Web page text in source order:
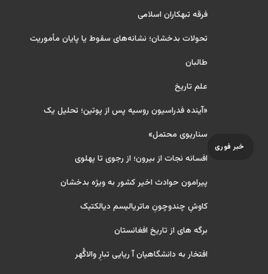
خبر فوری
فرقه تبهکاران اسلامی
تحولات بدخشان؛ نشانه‌های سقوط یا پایان مأموریت
طالبان
علم تاریخ
«آینده فدراسیون روسیه پس از پوتین؛ تحلیل یک
سناریوی محتمل»
افسانه نجات از بیرون؛ از رجوی تا پهلوی
پیرامون حوادث اخیر کشور به ویژه بدخشان
کاوشِ چندو‌چونِ ماتریالیسم دیالکتیک
برگه های از تاریخ افغانستان
افتخار به دانشگاهیان آ ریایی تبارِ والاگُهر